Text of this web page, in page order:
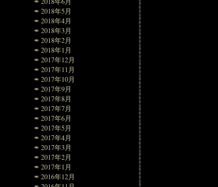
2018年5月
2018年4月
2018年3月
2018年2月
2018年1月
2017年12月
2017年11月
2017年10月
2017年9月
2017年8月
2017年7月
2017年6月
2017年5月
2017年4月
2017年3月
2017年2月
2017年1月
2016年12月